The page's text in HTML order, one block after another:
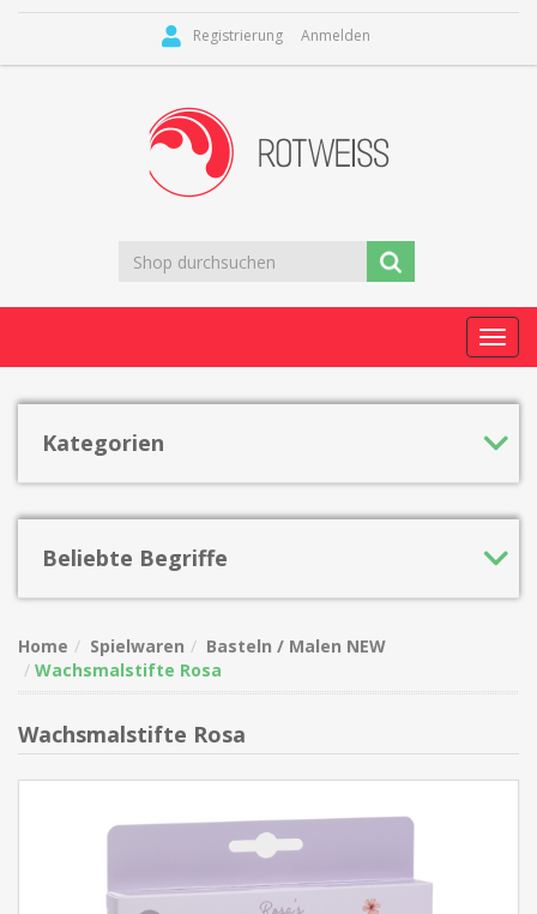
Registrierung Anmelden
Kategorien
Beliebte Begriffe
Home Spielwaren
Basteln / Malen NEW
Wachsmalstifte Rosa
Wachsmalstifte Rosa